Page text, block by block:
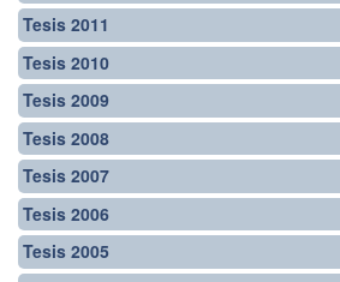
Tesis 2011
Tesis 2010
Tesis 2009
Tesis 2008
Tesis 2007
Tesis 2006
Tesis 2005